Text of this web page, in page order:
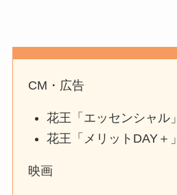
CM・広告
花王「エッセンシャル」
花王「メリットDAY＋」
映画